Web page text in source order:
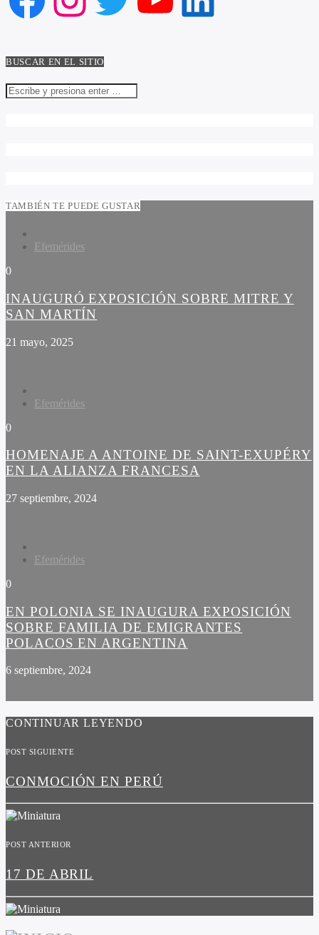
BUSCAR EN EL SITIO
TAMBIÉN TE PUEDE GUSTAR
Efemérides
0
INAUGURÓ EXPOSICIÓN SOBRE MITRE Y
SAN MARTÍN
21 mayo, 2025
Efemérides
0
HOMENAJE A ANTOINE DE SAINT-EXUPÉRY
EN LA ALIANZA FRANCESA
27 septiembre, 2024
Efemérides
0
EN POLONIA SE INAUGURA EXPOSICIÓN
SOBRE FAMILIA DE EMIGRANTES
POLACOS EN ARGENTINA
6 septiembre, 2024
CONTINUAR LEYENDO
POST SIGUIENTE
CONMOCIÓN EN PERÚ
POST ANTERIOR
17 DE ABRIL